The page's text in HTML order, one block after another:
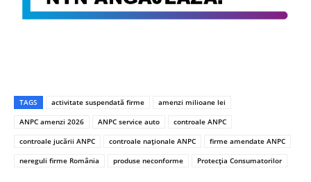
TAGS activitate suspendată firme
amenzi milioane lei
ANPC amenzi 2026
ANPC service auto
controale ANPC
controale jucării ANPC
controale naționale ANPC
firme amendate ANPC
nereguli firme România
produse neconforme Protecția Consumatorilor